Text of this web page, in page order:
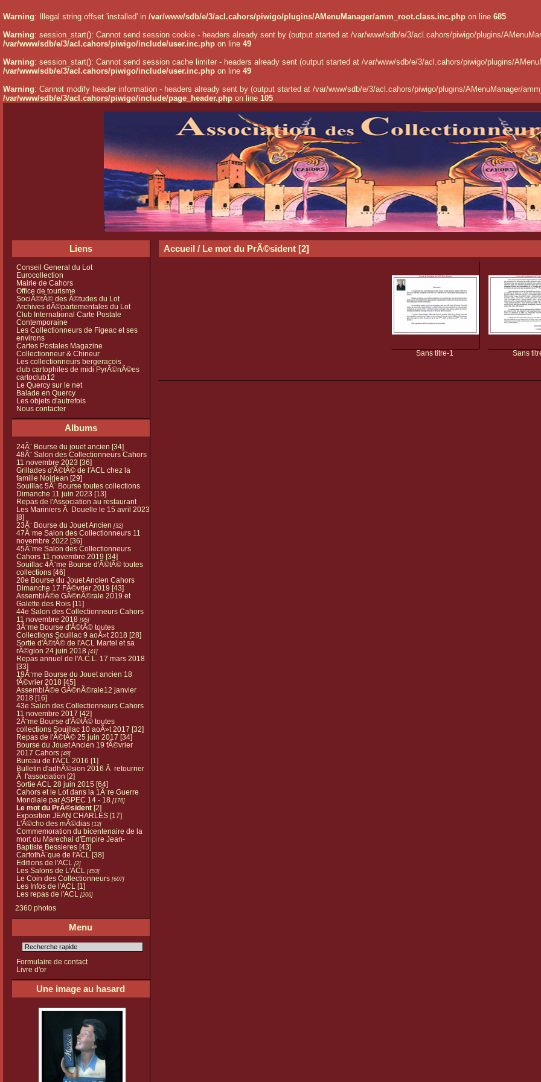
Warning: Illegal string offset 'installed' in /var/www/sdb/e/3/acl.cahors/piwigo/plugins/AMenuManager/amm_root.class.inc.php on line 685
Warning: session_start(): Cannot send session cookie - headers already sent by (output started at /var/www/sdb/e/3/acl.cahors/piwigo/plugins/
/var/www/sdb/e/3/acl.cahors/piwigo/include/user.inc.php on line 49
Warning: session_start(): Cannot send session cache limiter - headers already sent (output started at /var/www/sdb/e/3/acl.cahors/piwigo/plugins/
/var/www/sdb/e/3/acl.cahors/piwigo/include/user.inc.php on line 49
Warning: Cannot modify header information - headers already sent by (output started at /var/www/sdb/e/3/acl.cahors/piwigo/plugins/AMenuManager/
/var/www/sdb/e/3/acl.cahors/piwigo/include/page_header.php on line 105
Liens
Conseil General du Lot
Eurocollection
Mairie de Cahors
Office de tourisme
SociÃ©tÃ© des Ã©tudes du Lot
Archives dÃ©partementales du Lot
Club International Carte Postale
Contemporaine
Les Collectionneurs de Figeac et ses
environs
Cartes Postales Magazine
Collectionneur & Chineur
Les collectionneurs bergeracois
club cartophiles de midi PyrÃ©nÃ©es
cartoclub12
Le Quercy sur le net
Balade en Quercy
Les objets d'autrefois
Nous contacter
Albums
24Ã¨ Bourse du jouet ancien [34]
48Ã¨ Salon des Collectionneurs Cahors
11 novembre 2023 [36]
Grillades d'Ã©tÃ© de l'ACL chez la
famille Noirjean [29]
Souillac 5Ã¨ Bourse toutes collections
Dimanche 11 juin 2023 [13]
Repas de l'Association au restaurant
Les Mariniers Ã Douelle le 15 avril 2023
[8]
23Ã¨ Bourse du Jouet Ancien [32]
47Ã¨me Salon des Collectionneurs 11
novembre 2022 [36]
45Ã¨me Salon des Collectionneurs
Cahors 11 novembre 2019 [34]
Souillac 4Ã¨me Bourse d'Ã©tÃ© toutes
collections [46]
20e Bourse du Jouet Ancien Cahors
Dimanche 17 FÃ©vrier 2019 [43]
AssemblÃ©e GÃ©nÃ©rale 2019 et
Galette des Rois [11]
44e Salon des Collectionneurs Cahors
11 novembre 2018 [95]
3Ã¨me Bourse d'Ã©tÃ© toutes
Collections Souillac 9 aoÃ»t 2018 [28]
Sortie d'Ã©tÃ© de l'ACL Martel et sa
rÃ©gion 24 juin 2018 [41]
Repas annuel de l'A.C.L. 17 mars 2018
[33]
19Ã¨me Bourse du Jouet ancien 18
fÃ©vrier 2018 [45]
AssemblÃ©e GÃ©nÃ©rale12 janvier
2018 [16]
43e Salon des Collectionneurs Cahors
11 novembre 2017 [42]
2Ã¨me Bourse d'Ã©tÃ© toutes
collections Souillac 10 aoÃ»t 2017 [32]
Repas de l'Ã©tÃ© 25 juin 2017 [34]
Bourse du Jouet Ancien 19 fÃ©vrier
2017 Cahors [48]
Bureau de l'ACL 2016 [1]
Bulletin d'adhÃ©sion 2016 Ã retourner
Ã l'association [2]
Sortie ACL 28 juin 2015 [64]
Cahors et le Lot dans la 1Ã¨re Guerre
Mondiale par ASPEC 14 - 18 [176]
Le mot du PrÃ©sident [2]
Exposition JEAN CHARLES [17]
L'Ã©cho des mÃ©dias [12]
Commemoration du bicentenaire de la
mort du Marechal d'Empire Jean-
Baptiste Bessieres [43]
CartothÃ¨que de l'ACL [38]
Editions de l'ACL
[2]
Les Salons de L'ACL [453]
Le Coin des Collectionneurs [607]
Les Infos de l'ACL [1]
Les repas de l'ACL
[206]
2360 photos
Menu
Formulaire de contact
Livre d'or
Une image au hasard
Accueil / Le mot du PrÃ©sident[2]
Sans titre-1 Sans